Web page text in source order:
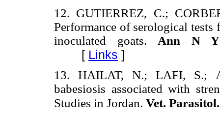
12. GUTIERREZ, C.;
Performance of serological
inoculated goats. Ann N Y
[ Links ]
13. HAILAT, N.; LAFI, S.;
babesiosis associated with
Studies in Jordan. Vet.